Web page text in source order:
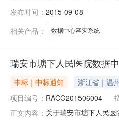
中标结果公示公告日
四、采购
发布时间： 2015-09-08
相关产品：
数据中心容灾系统
瑞安市塘下人民医院数据
中标｜中标通知
浙江省｜温
项目编号： RACG201506004
正文内容： 关于瑞安市塘下人民